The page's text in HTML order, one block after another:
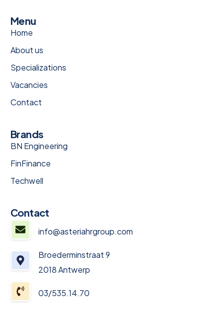
Menu
Home
About us
Specializations
Vacancies
Contact
Brands
BN Engineering
FinFinance
Techwell
Contact
info@asteriahrgroup.com
Broederminstraat 9
2018 Antwerp
03/535.14.70